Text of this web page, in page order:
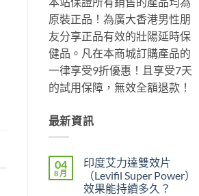
原裝正品！為廣大香港男性朋
友分享正品有效的壯陽延時保
健品。凡在本商城訂購產品的
一律享受9折優惠！且享受7天
的試用保障，無效全額退款！
最新資訊
04
8 月
印度艾力達雙效片
（Levifil Super Power）
效果能持續多久？